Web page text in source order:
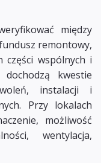
między
remontowy,
części wspólnych i
kwestie
instalacji i
Przy lokalach
możliwość
wentylacja,